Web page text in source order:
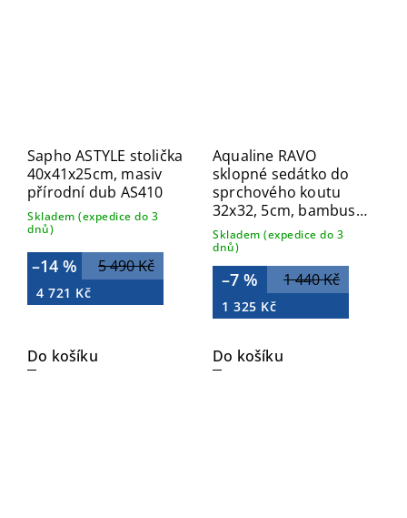
Sapho ASTYLE stolička
40x41x25cm, masiv
přírodní dub AS410
Skladem (expedice do 3
dnů)
5 490 Kč
–14 %
4 721 Kč
Do košíku
Aqualine RAVO
sklopné sedátko do
sprchového koutu
32x32, 5cm, bambus
AE236
Skladem (expedice do 3
dnů)
1 440 Kč
–7 %
1 325 Kč
Do košíku